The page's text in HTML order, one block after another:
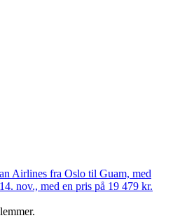
Airlines fra Oslo til Guam, med
nov., med en pris på 19 479 kr.